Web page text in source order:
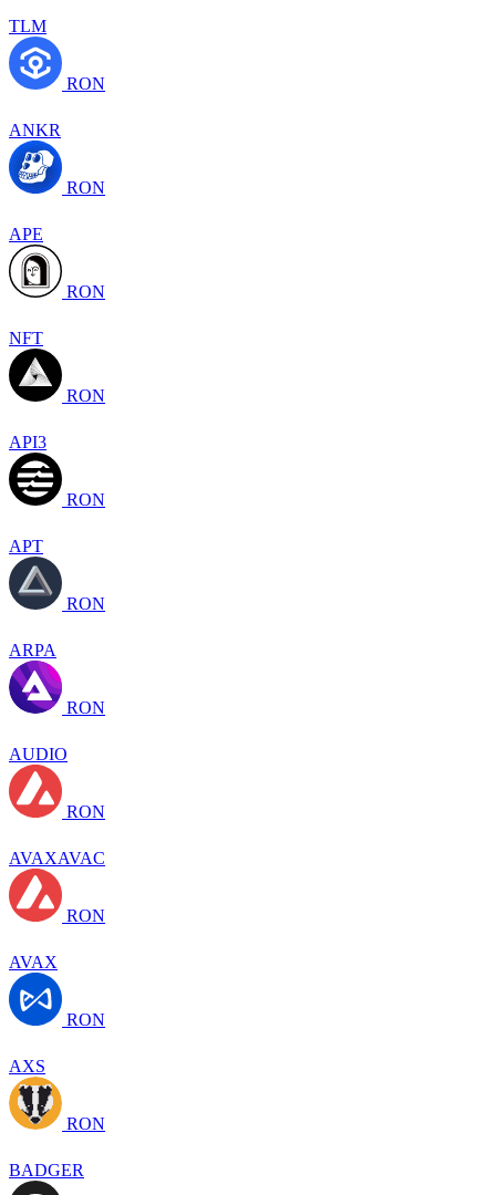
TLM
RON
ANKR
RON
APE
RON
NFT
RON
API3
RON
APT
RON
ARPA
RON
AUDIO
RON
AVAXAVAC
RON
AVAX
RON
AXS
RON
BADGER